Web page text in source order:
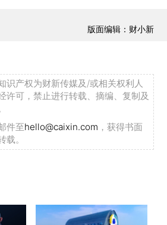
版面编辑：财小新
识产权为财新传媒及/或相关权利人
许可，禁止进行转载、摘编、复制及
件至hello@caixin.com ，获得书面
。